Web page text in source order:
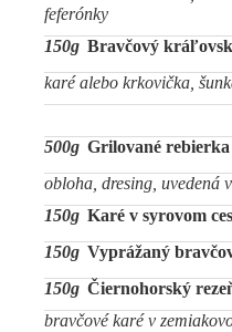
feferónky
150g Bravčový
karé alebo krkovička,
500g Grilované
obloha, dresing, uvedená
150g Karé v syrovom
150g Vyprážaný
150g Čiernohorský
bravčové karé v